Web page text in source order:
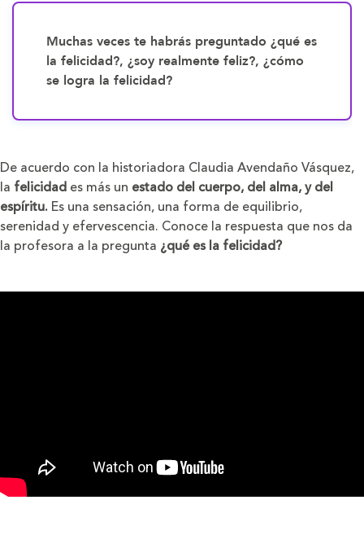
Muchas veces te habrás preguntado ¿qué es
la felicidad?, ¿soy realmente feliz?, ¿cómo
se logra la felicidad?
De acuerdo con la historiadora Claudia Avendaño Vásquez,
la felicidad es más un estado del cuerpo, del alma, y del
espíritu. Es una sensación, una forma de equilibrio,
serenidad y efervescencia. Conoce la respuesta que nos da
la profesora a la pregunta ¿qué es la felicidad?